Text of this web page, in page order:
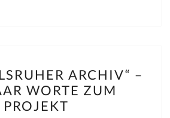
„KARLSRUHER
ARCHIV“
–
ARCHIV“ –
WORTE ZUM
PROJEKT